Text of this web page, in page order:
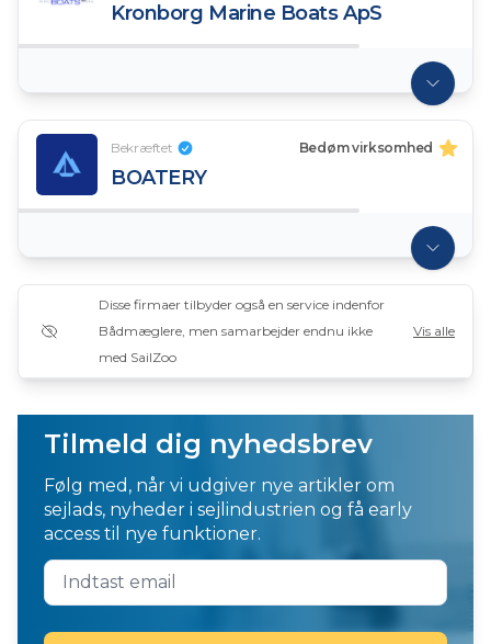
Kronborg Marine Boats ApS
Bekræftet Bedøm virksomhed
BOATERY
Disse firmaer tilbyder også en service indenfor
Bådmæglere, men samarbejder endnu ikke
med SailZoo
Vis alle
Tilmeld dig nyhedsbrev
Følg med, når vi udgiver nye artikler om
sejlads, nyheder i sejlindustrien og få early
access til nye funktioner.